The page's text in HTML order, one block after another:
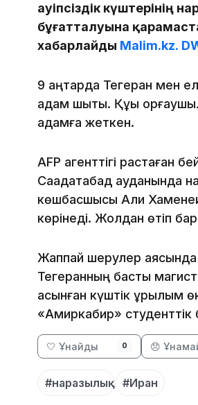
Қауіпсіздік
бұғатталуына
хабарлайды Malim.kz.
9 қаңтарда Тегеран мен
адам шықты. Құқық
адамға жеткен.
AFP агенттігі растаған
Саадатабад ауданында
көшбасшысы Али
көрінеді. Жолдан өтіп
Жаппай шерулер аясында
Тегеранның басты
асынған күштік құрылым
«Амиркабир»
🤍 Ұнайды 0 😞
#наразылық #Иран